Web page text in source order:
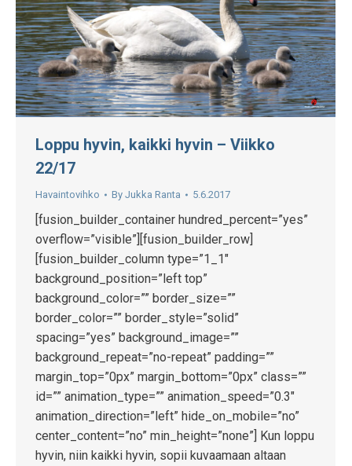
Loppu hyvin, kaikki hyvin – Viikko
22/17
Havaintovihko By Jukka Ranta 5.6.2017
[fusion_builder_container hundred_percent=”yes”
overflow=”visible”][fusion_builder_row]
[fusion_builder_column type=”1_1″
background_position=”left top”
background_color=”” border_size=””
border_color=”” border_style=”solid”
spacing=”yes” background_image=””
background_repeat=”no-repeat” padding=””
margin_top=”0px” margin_bottom=”0px” class=””
id=”” animation_type=”” animation_speed=”0.3″
animation_direction=”left” hide_on_mobile=”no”
center_content=”no” min_height=”none”] Kun loppu
hyvin, niin kaikki hyvin, sopii kuvaamaan altaan